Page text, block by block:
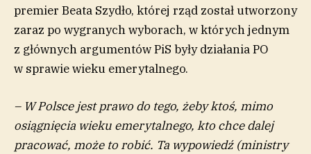
premier Beata Szydło, której rząd został utworzony
zaraz po wygranych wyborach, w których jednym
z głównych argumentów PiS były działania PO
w sprawie wieku emerytalnego.
– W Polsce jest prawo do tego, żeby ktoś, mimo
osiągnięcia wieku emerytalnego, kto chce dalej
pracować, może to robić. Ta wypowiedź (ministry